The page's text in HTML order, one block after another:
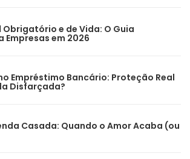
e de Vida: O Guia
em 2026
Empréstimo Bancário: Proteção Real
Disfarçada?
Casada: Quando o Amor Acaba (ou